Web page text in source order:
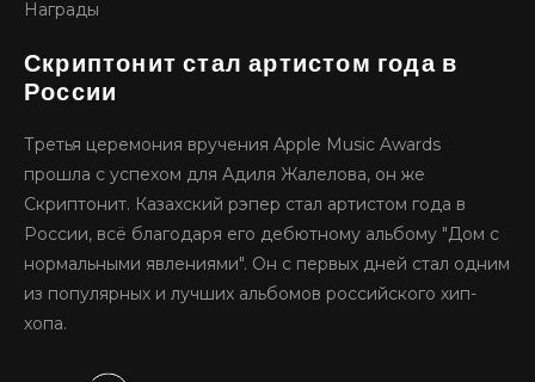
Награды
Скриптонит стал артистом года в
России
Третья церемония вручения Apple Music Awards
прошла с успехом для Адиля Жалелова, он же
Скриптонит. Казахский рэпер стал артистом года в
России, всё благодаря его дебютному альбому "Дом с
нормальными явлениями". Он с первых дней стал одним
из популярных и лучших альбомов российского хип-
хопа.